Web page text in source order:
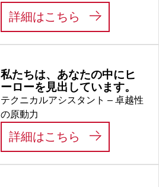
詳細はこちら LIFE
私たちは、あなたの中にヒ
ーローを見出しています。
テクニカルアシスタント – 卓越性
の原動力
詳細はこちら 私たちは、